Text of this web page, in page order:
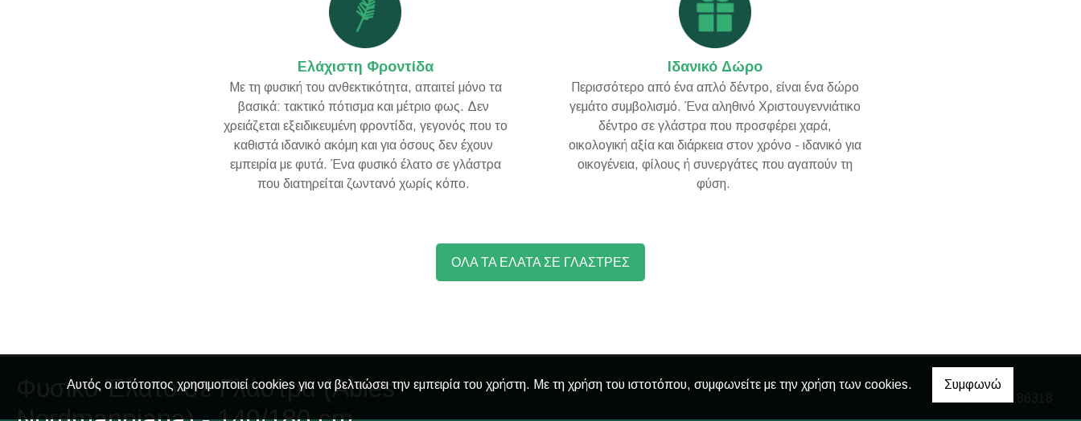
Ελάχιστη Φροντίδα
Με τη φυσική του ανθεκτικότητα, απαιτεί μόνο τα
βασικά: τακτικό πότισμα και μέτριο φως. Δεν
χρειάζεται εξειδικευμένη φροντίδα, γεγονός που το
καθιστά ιδανικό ακόμη και για όσους δεν έχουν
εμπειρία με φυτά. Ένα φυσικό έλατο σε γλάστρα
που διατηρείται ζωντανό χωρίς κόπο.
Ιδανικό Δώρο
Περισσότερο από ένα απλό δέντρο, είναι ένα δώρο
γεμάτο συμβολισμό. Ένα αληθινό Χριστουγεννιάτικο
δέντρο σε γλάστρα που προσφέρει χαρά,
οικολογική αξία και διάρκεια στον χρόνο - ιδανικό για
οικογένεια, φίλους ή συνεργάτες που αγαπούν τη
φύση.
ΟΛΑ ΤΑ ΕΛΑΤΑ ΣΕ ΓΛΑΣΤΡΕΣ
Φυσικό Έλατο σε Γλάστρα (Abies
Αυτός ο ιστότοπος χρησιμοποιεί cookies για να βελτιώσει την εμπειρία του χρήστη. Με τη χρήση του ιστοτόπου, συμφωνείτε με την χρήση των cookies. Συμφωνώ